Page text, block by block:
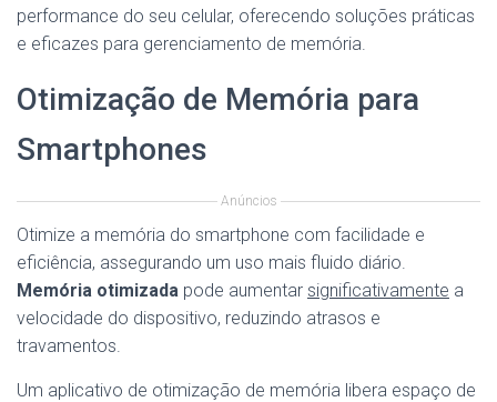
performance do seu celular, oferecendo soluções práticas
e eficazes para gerenciamento de memória.
Otimização de Memória para
Smartphones
Anúncios
Otimize a memória do smartphone com facilidade e
eficiência, assegurando um uso mais fluido diário.
Memória otimizada pode aumentar significativamente a
velocidade do dispositivo, reduzindo atrasos e
travamentos.
Um aplicativo de otimização de memória libera espaço de